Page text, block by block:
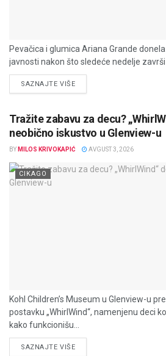
Pevačica i glumica Ariana Grande
javnosti nakon što sledeće nedelje završi
SAZNAJTE VIŠEDETAILS
Tražite zabavu za decu?
neobično iskustvo u Glenview-u
BY MILOS KRIVOKAPIĆ AVGUST 3, 2026
CIKAGO
Kohl Children’s Museum u Glenview-u
postavku „WhirlWind“, namenjenu deci
kako funkcionišu...
SAZNAJTE VIŠEDETAILS